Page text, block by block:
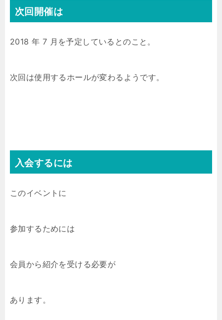
次回開催は
2018 年 7 月を予定しているとのこと。
次回は使用するホールが変わるようです。
入会するには
このイベントに
参加するためには
会員から紹介を受ける必要が
あります。